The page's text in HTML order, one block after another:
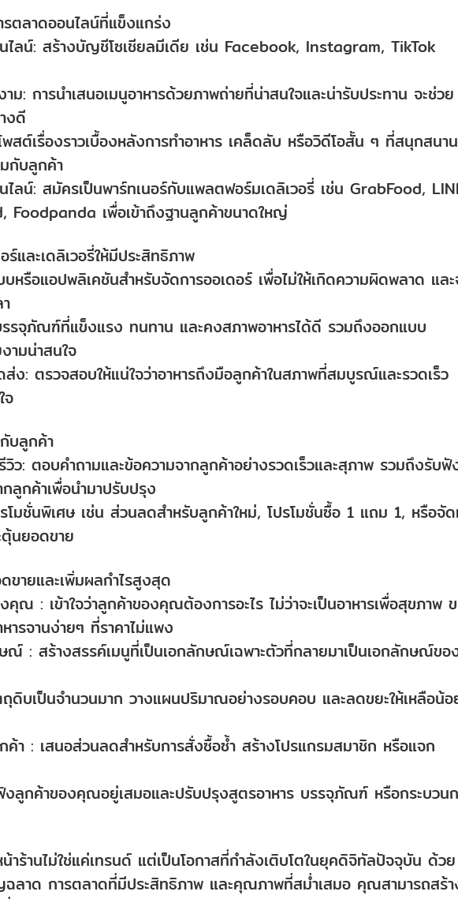
ตลาดออนไลน์ที่แข็งแกร่ง
ไลน์: สร้างบัญชีโซเชียลมีเดีย เช่น Facebook, Instagram, TikTok
ม: การนำเสนอเมนูอาหารด้วยภาพถ่ายที่น่าสนใจและน่ารับประทาน จะช่วย
งดี
สต์เรื่องราวเบื้องหลังการทำอาหาร เคล็ดลับ หรือวิดีโอสั้น ๆ ที่สนุกสนาน
กับลูกค้า
ไลน์: สมัครเป็นพาร์ทเนอร์กับแพลตฟอร์มเดลิเวอรี่ เช่น GrabFood,
Foodpanda เพื่อเข้าถึงฐานลูกค้าขนาดใหญ่
และเดลิเวอรี่ให้มีประสิทธิภาพ
บหรือแอปพลิเคชันสำหรับจัดการออเดอร์ เพื่อไม่ให้เกิดความผิดพลาด แล
รรจุภัณฑ์ที่แข็งแรง ทนทาน และคงสภาพอาหารได้ดี รวมถึงออกแบบ
ามน่าสนใจ
: ตรวจสอบให้แน่ใจว่าอาหารถึงมือลูกค้าในสภาพที่สมบูรณ์และรวดเร็ว
จ
บลูกค้า
ว: ตอบคำถามและข้อความจากลูกค้าอย่างรวดเร็วและสุภาพ รวมถึงรับฟั
ลูกค้าเพื่อนำมาปรับปรุง
โมชั่นพิเศษ เช่น ส่วนลดสำหรับลูกค้าใหม่, โปรโมชั่นซื้อ 1 แถม 1, หรือจั
ตุ้นยอดขาย
ขายและเพิ่มผลกำไรสูงสุด
คุณ : เข้าใจว่าลูกค้าของคุณต้องการอะไร ไม่ว่าจะเป็นอาหารเพื่อสุขภาพ
ารจานง่ายๆ ที่ราคาไม่แพง
ณ์ : สร้างสรรค์เมนูที่เป็นเอกลักษณ์เฉพาะตัวที่กลายมาเป็นเอกลักษณ์ขอ
บเป็นจำนวนมาก วางแผนปริมาณอย่างรอบคอบ และลดขยะให้เหลือน้อ
า : เสนอส่วนลดสำหรับการสั่งซื้อซ้ำ สร้างโปรแกรมสมาชิก หรือแจก
ลูกค้าของคุณอยู่เสมอและปรับปรุงสูตรอาหาร บรรจุภัณฑ์ หรือกระบวน
น้าร้านไม่ใช่แค่เทรนด์ แต่เป็นโอกาสที่กำลังเติบโตในยุคดิจิทัลปัจจุบัน ด้วย
ฉลาด การตลาดที่มีประสิทธิภาพ และคุณภาพที่สม่ำเสมอ คุณสามารถสร้